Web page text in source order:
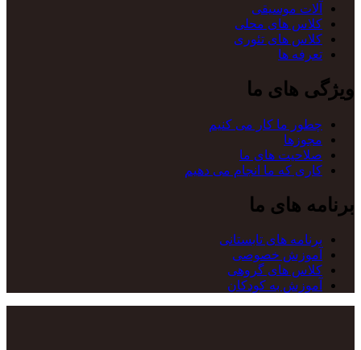
آلات موسیقی
کلاس های محلی
کلاس های تئوری
تعرفه ها
ویژگی های ما
چطور ما کار می کنیم
مجوزها
صلاحیت های ما
کاری که ما انجام می دهیم
برنامه های ما
برنامه های تابستانی
آموزش خصوصی
کلاس های گروهی
آموزش به کودکان